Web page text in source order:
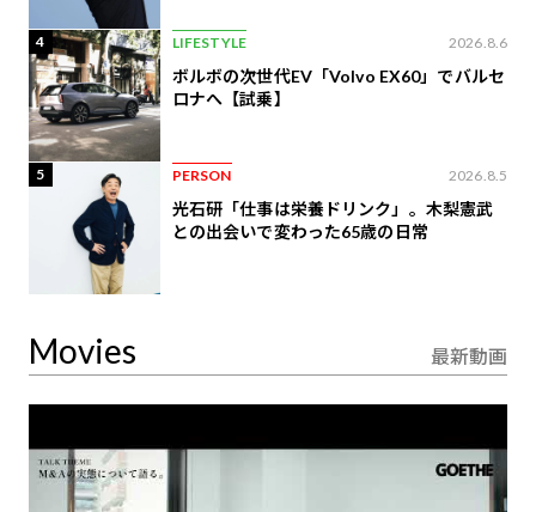
4 LIFESTYLE 2026.8.6
ボルボの次世代EV「Volvo EX60」でバルセ
ロナへ【試乗】
5 PERSON 2026.8.5
光石研「仕事は栄養ドリンク」。木梨憲武
との出会いで変わった65歳の日常
Movies 最新動画